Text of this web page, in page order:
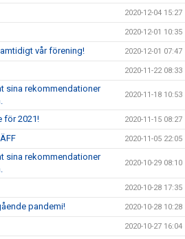
2020-12-04 15:27
2020-12-01 10:35
vår förening! 2020-12-01 07:47
2020-11-22 08:33
sina rekommendationer
2020-11-18 10:53
för 2021! 2020-11-15 08:27
2020-11-05 22:05
sina rekommendationer
2020-10-29 08:10
2020-10-28 17:35
pandemi! 2020-10-28 10:28
2020-10-27 16:04